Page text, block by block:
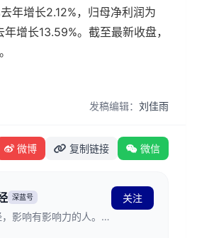
年增长2.12%，归母净利润为
增长13.59%。截至最新收盘，
发稿编辑： 刘佳雨
微博 复制链接 微信
深蓝号
影响有影响力的人。创
关注